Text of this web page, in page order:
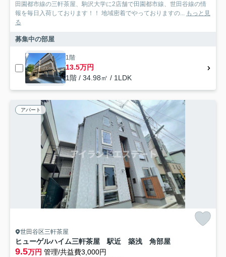
田園都市線の三軒茶屋、駒沢大学に2店舗で田園都市線、世田谷線の情
報を毎日入荷しております！！ 地域密着でやっておりますの... もっと見
る
募集中の部屋
1階
13.5万円
1階 / 34.98㎡ / 1LDK
アパート
世田谷区三軒茶屋
ヒューゲルハイム三軒茶屋 駅近 築浅 角部屋
9.5万円 管理/共益費3,000円